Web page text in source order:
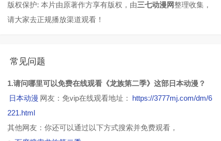
版权保护: 本片由原著作方享有版权，由三七动漫网整理收集，
请大家去正规播放渠道观看！
常见问题
1.请问哪里可以免费在线观看《龙族第二季》这部日本动漫？
日本动漫 网友：免vip在线观看地址： https://3777mj.com/dm/6
221.html
其他网友：你还可以通过以下方式搜索并免费观看，